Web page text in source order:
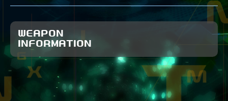
WEAPON
INFORMATION